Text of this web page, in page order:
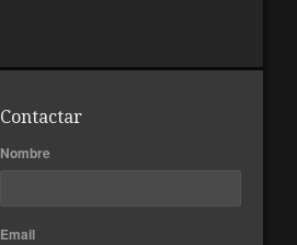
Contactar
Nombre
Email